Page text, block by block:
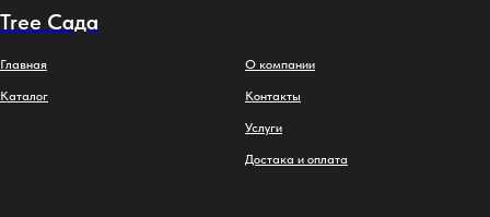
Tree Сада
Главная
Каталог
О компании
Контакты
Услуги
Достака и оплата